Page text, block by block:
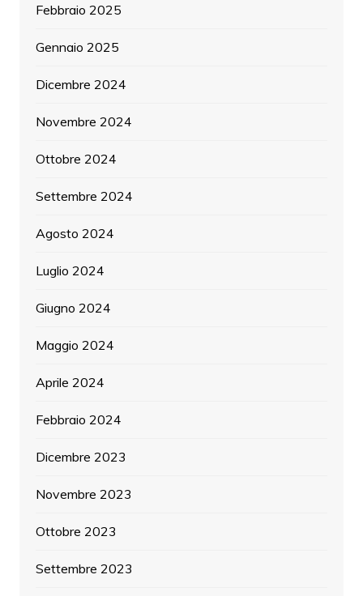
Febbraio 2025
Gennaio 2025
Dicembre 2024
Novembre 2024
Ottobre 2024
Settembre 2024
Agosto 2024
Luglio 2024
Giugno 2024
Maggio 2024
Aprile 2024
Febbraio 2024
Dicembre 2023
Novembre 2023
Ottobre 2023
Settembre 2023